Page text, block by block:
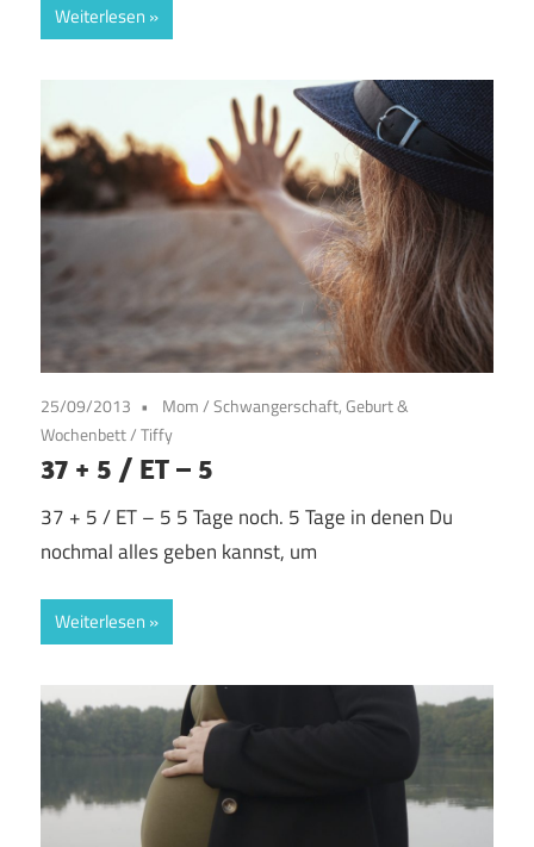
Weiterlesen
25/09/2013 Mom/Schwangerschaft, Geburt &
Wochenbett/Tiffy
37 + 5 / ET – 5
37 + 5 / ET – 5 5 Tage noch. 5 Tage in denen Du
nochmal alles geben kannst, um
Weiterlesen